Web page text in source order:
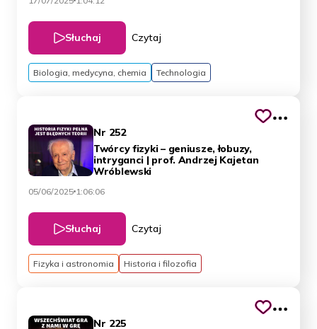
Słuchaj Czytaj
Biologia, medycyna, chemia Technologia
Nr 252
Twórcy fizyki – geniusze, łobuzy,
intryganci | prof. Andrzej Kajetan
Wróblewski
05/06/2025 1:06:06
Słuchaj Czytaj
Fizyka i astronomia Historia i filozofia
Nr 225